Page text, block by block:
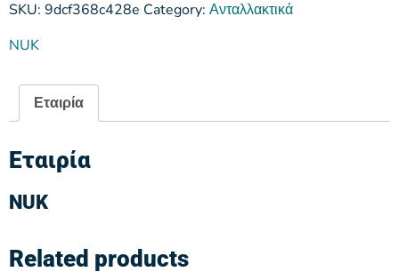
SKU: 9dcf368c428e Category: Ανταλλακτικά
NUK
Εταιρία
Εταιρία
NUK
Related products